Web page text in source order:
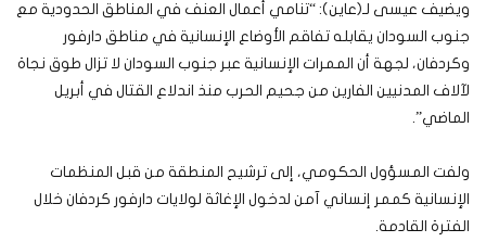
ويضيف عيسى لـ(عاين): “تنامي أعمال العنف في المناطق الحدودية مع
جنوب السودان يقابله تفاقم الأوضاع الإنسانية في مناطق دارفور
وكردفان، لجهة أن الممرات الإنسانية عبر جنوب السودان لا تزال طوق نجاة
لآلاف المدنيين الفارين من جحيم الحرب منذ اندلاع القتال في أبريل
الماضي”.
ولفت المسؤول الحكومي، إلى ترشيح المنطقة من قبل المنظمات
الإنسانية كممر إنساني آمن لدخول الإغاثة لولايات دارفور كردفان خلال
الفترة القادمة.